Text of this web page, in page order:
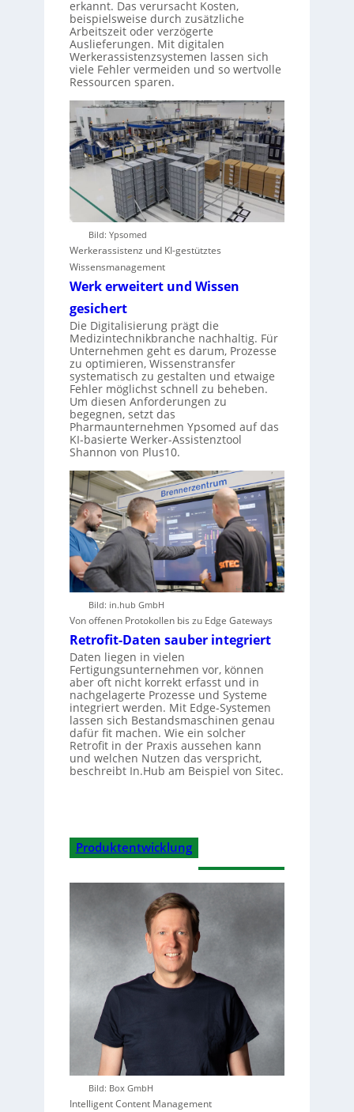
erkannt. Das verursacht Kosten,
beispielsweise durch zusätzliche
Arbeitszeit oder verzögerte
Auslieferungen. Mit digitalen
Werkerassistenzsystemen lassen sich
viele Fehler vermeiden und so wertvolle
Ressourcen sparen.
Bild: Ypsomed
Werkerassistenz und KI-gestütztes
Wissensmanagement
Werk erweitert und Wissen
gesichert
Die Digitalisierung prägt die
Medizintechnikbranche nachhaltig. Für
Unternehmen geht es darum, Prozesse
zu optimieren, Wissenstransfer
systematisch zu gestalten und etwaige
Fehler möglichst schnell zu beheben.
Um diesen Anforderungen zu
begegnen, setzt das
Pharmaunternehmen Ypsomed auf das
KI-basierte Werker-Assistenztool
Shannon von Plus10.
Bild: in.hub GmbH
Von offenen Protokollen bis zu Edge Gateways
Retrofit-Daten sauber integriert
Daten liegen in vielen
Fertigungsunternehmen vor, können
aber oft nicht korrekt erfasst und in
nachgelagerte Prozesse und Systeme
integriert werden. Mit Edge-Systemen
lassen sich Bestandsmaschinen genau
dafür fit machen. Wie ein solcher
Retrofit in der Praxis aussehen kann
und welchen Nutzen das verspricht,
beschreibt In.Hub am Beispiel von Sitec.
Produktentwicklung
Bild: Box GmbH
Intelligent Content Management